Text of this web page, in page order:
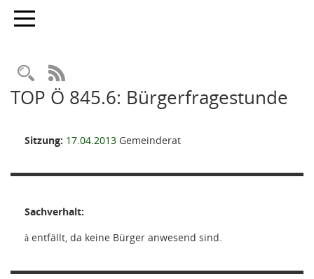
Toggle navigation
Rechercheauswahl
RSS-Feed
TOP Ö 845.6: Bürgerfragestunde
Sitzung: 17.04.2013 Gemeinderat
Sachverhalt:
à entfällt, da keine Bürger anwesend sind.